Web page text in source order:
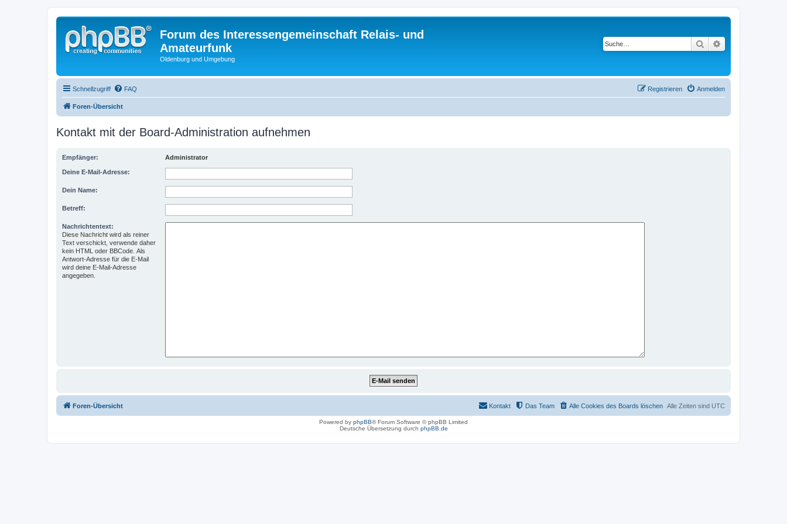
Forum des Interessengemeinschaft Relais- und
Amateurfunk
Oldenburg und Umgebung
Suche
Schnellzugriff FAQ Anmelden
Registrieren
Foren-Übersicht
Kontakt mit der Board-Administration aufnehmen
Empfänger: Administrator
Deine E-Mail-Adresse:
Dein Name:
Betreff:
Nachrichtentext:
Diese Nachricht wird als reiner
Text verschickt, verwende daher
kein HTML oder BBCode. Als
Antwort-Adresse für die E-Mail
wird deine E-Mail-Adresse
angegeben.
Foren-Übersicht Alle Zeiten sind UTC
Alle Cookies des Boards löschen
Das Team
Kontakt
Powered by phpBB® Forum Software © phpBB Limited
Deutsche Übersetzung durch phpBB.de